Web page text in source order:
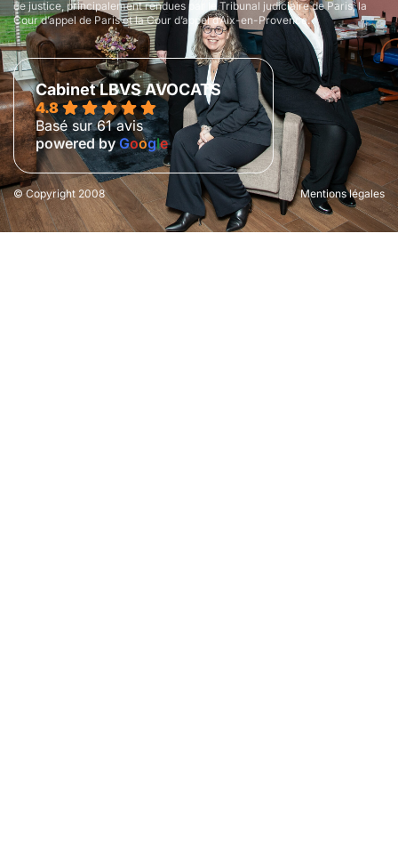
© Copyright 2008 Mentions légales
de justice, principalement rendues par le Tribunal judiciaire de Paris, la
Cour d’appel de Paris et la Cour d’appel d’Aix-en-Provence.
Cabinet LBVS AVOCATS
4.8
Basé sur 61 avis
powered byGoogle